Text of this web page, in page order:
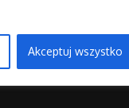
Akceptuj wszystko